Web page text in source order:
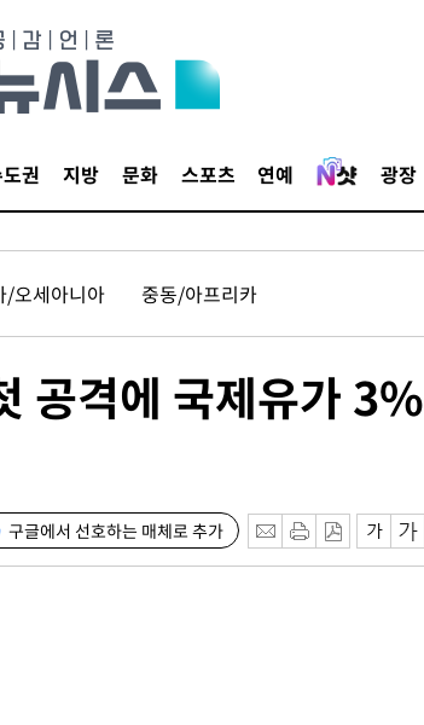
권 지방 문화 스포츠 연예 광장
/오세아니아 중동/아프리카
공격에 국제유가 3%
구글에서 선호하는 매체로 추가